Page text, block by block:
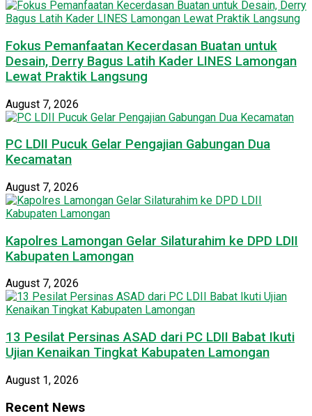
Fokus Pemanfaatan Kecerdasan Buatan untuk
Desain, Derry Bagus Latih Kader LINES Lamongan
Lewat Praktik Langsung
August 7, 2026
PC LDII Pucuk Gelar Pengajian Gabungan Dua
Kecamatan
August 7, 2026
Kapolres Lamongan Gelar Silaturahim ke DPD LDII
Kabupaten Lamongan
August 7, 2026
13 Pesilat Persinas ASAD dari PC LDII Babat Ikuti
Ujian Kenaikan Tingkat Kabupaten Lamongan
August 1, 2026
Recent News